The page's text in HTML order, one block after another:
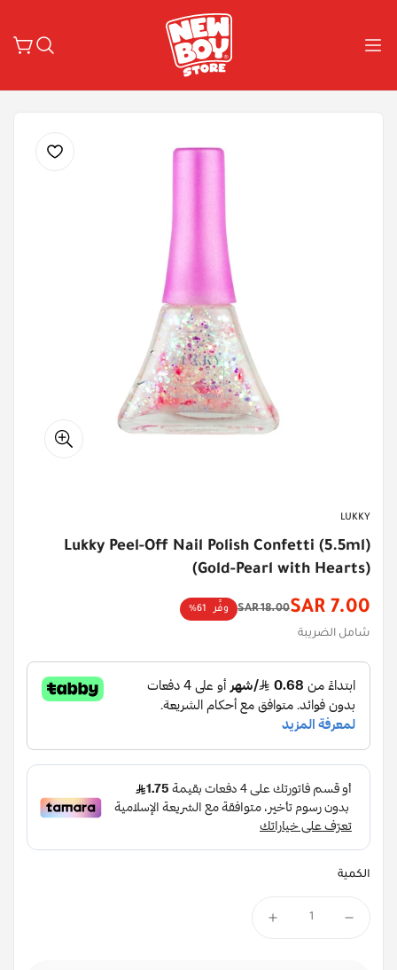
LUKKY
Lukky Peel-Off Nail Polish Confetti (5.5ml)
(Gold-Pearl with Hearts)
سعر
الخصم
7.00 SAR
السعر
الأصلي
18.00 SAR وفِّر 61%
شامل الضريبة
الكمية